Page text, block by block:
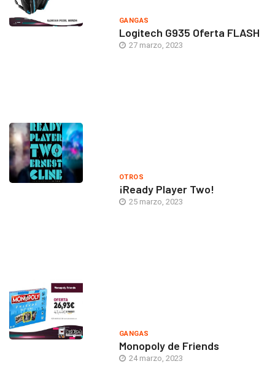
GANGAS
Logitech G935 Oferta FLASH
27 marzo, 2023
OTROS
¡Ready Player Two!
25 marzo, 2023
GANGAS
Monopoly de Friends
24 marzo, 2023